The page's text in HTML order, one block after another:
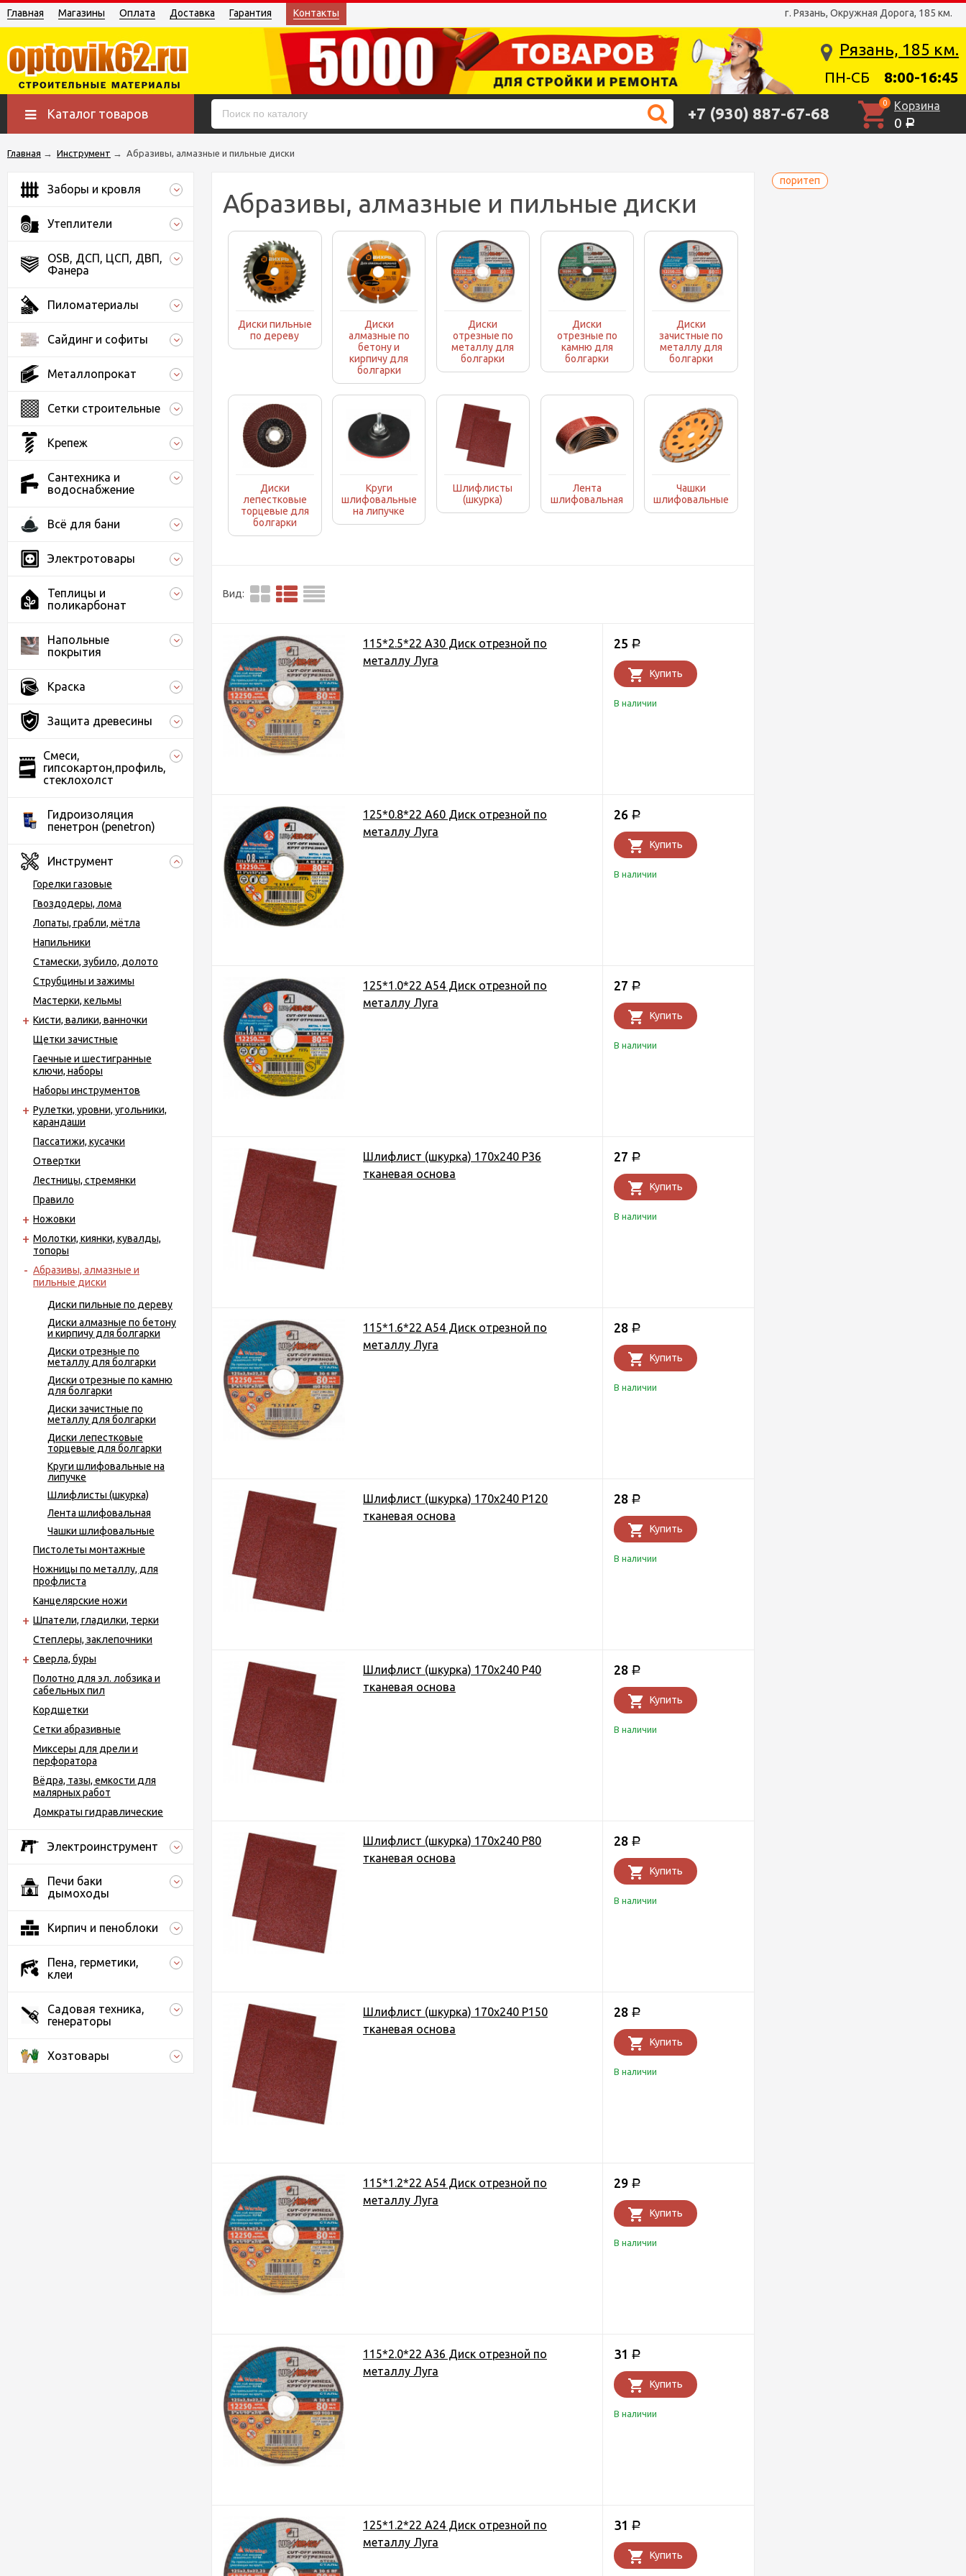
г. Рязань, Окружная Дорога, 185 км.
Главная Магазины Оплата Доставка Гарантия Контакты
Рязань, 185 км.
ПН-СБ 8:00-16:45
Каталог товаров +7 (930) 887-67-68
0 Корзина
0 Р
Главная → Инструмент → Абразивы, алмазные и пильные диски
поритеп
Заборы и кровля
Утеплители
OSB, ДСП, ЦСП, ДВП,
Фанера
Пиломатериалы
Сайдинг и софиты
Металлопрокат
Сетки строительные
Крепеж
Сантехника и
водоснабжение
Всё для бани
Электротовары
Теплицы и
поликарбонат
Напольные
покрытия
Краска
Защита древесины
Смеси,
гипсокартон,профиль,
стеклохолст
Гидроизоляция
пенетрон (penetron)
Инструмент
Горелки газовые
Гвоздодеры, лома
Лопаты, грабли, мётла
Напильники
Стамески, зубило, долото
Струбцины и зажимы
Мастерки, кельмы
Кисти, валики, ванночки
Щетки зачистные
Гаечные и шестигранные
ключи, наборы
Наборы инструментов
Рулетки, уровни, угольники,
карандаши
Пассатижи, кусачки
Отвертки
Лестницы, стремянки
Правило
Ножовки
Молотки, киянки, кувалды,
топоры
Абразивы, алмазные и
пильные диски
Диски пильные по дереву
Диски алмазные по бетону
и кирпичу для болгарки
Диски отрезные по
металлу для болгарки
Диски отрезные по камню
для болгарки
Диски зачистные по
металлу для болгарки
Диски лепестковые
торцевые для болгарки
Круги шлифовальные на
липучке
Шлифлисты (шкурка)
Лента шлифовальная
Чашки шлифовальные
Пистолеты монтажные
Ножницы по металлу, для
профлиста
Канцелярские ножи
Шпатели, гладилки, терки
Степлеры, заклепочники
Сверла, буры
Полотно для эл. лобзика и
сабельных пил
Кордщетки
Сетки абразивные
Миксеры для дрели и
перфоратора
Вёдра, тазы, емкости для
малярных работ
Домкраты гидравлические
Электроинструмент
Печи баки
дымоходы
Кирпич и пеноблоки
Пена, герметики,
клеи
Садовая техника,
генераторы
Хозтовары
Абразивы, алмазные и пильные диски
Диски пильные
по дереву
Диски
алмазные по
бетону и
кирпичу для
болгарки
Диски
отрезные по
металлу для
болгарки
Диски
отрезные по
камню для
болгарки
Диски
зачистные по
металлу для
болгарки
Диски
лепестковые
торцевые для
болгарки
Круги
шлифовальные
на липучке
Шлифлисты
(шкурка)
Лента
шлифовальная
Чашки
шлифовальные
Вид:
115*2.5*22 А30 Диск отрезной по
металлу Луга
25 Р
Купить
В наличии
125*0.8*22 А60 Диск отрезной по
металлу Луга
26 Р
Купить
В наличии
125*1.0*22 А54 Диск отрезной по
металлу Луга
27 Р
Купить
В наличии
Шлифлист (шкурка) 170х240 Р36
тканевая основа
27 Р
Купить
В наличии
115*1.6*22 А54 Диск отрезной по
металлу Луга
28 Р
Купить
В наличии
Шлифлист (шкурка) 170х240 Р120
тканевая основа
28 Р
Купить
В наличии
Шлифлист (шкурка) 170х240 Р40
тканевая основа
28 Р
Купить
В наличии
Шлифлист (шкурка) 170х240 Р80
тканевая основа
28 Р
Купить
В наличии
Шлифлист (шкурка) 170х240 Р150
тканевая основа
28 Р
Купить
В наличии
115*1.2*22 А54 Диск отрезной по
металлу Луга
29 Р
Купить
В наличии
115*2.0*22 А36 Диск отрезной по
металлу Луга
31 Р
Купить
В наличии
125*1.2*22 А24 Диск отрезной по
металлу Луга
31 Р
Купить